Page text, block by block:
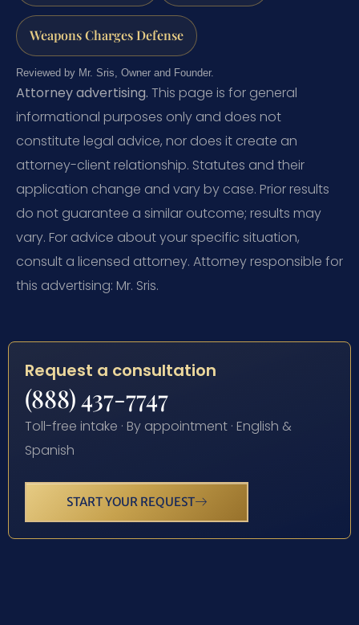
Weapons Charges Defense
Reviewed by Mr. Sris, Owner and Founder.
Attorney advertising. This page is for general
informational purposes only and does not
constitute legal advice, nor does it create an
attorney-client relationship. Statutes and their
application change and vary by case. Prior results
do not guarantee a similar outcome; results may
vary. For advice about your specific situation,
consult a licensed attorney. Attorney responsible for
this advertising: Mr. Sris.
Request a consultation
(888) 437-7747
Toll-free intake · By appointment · English &
Spanish
START YOUR REQUEST